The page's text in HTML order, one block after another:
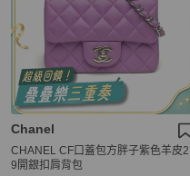
Chanel
CHANEL CF口蓋包方胖子紫色羊皮2
9開銀扣肩背包